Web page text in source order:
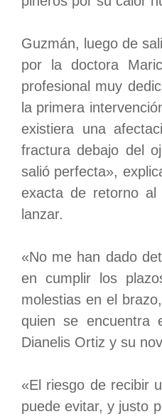
Guzmán, luego de
por la doctora
profesional muy
la primera
existiera una
fractura debajo del
salió perfecta»,
exacta de retorno
lanzar.
«No me han dado
en cumplir los
molestias en el
quien se encuentra
Dianelis Ortiz y su
«El riesgo de recibir
puede evitar, y justo